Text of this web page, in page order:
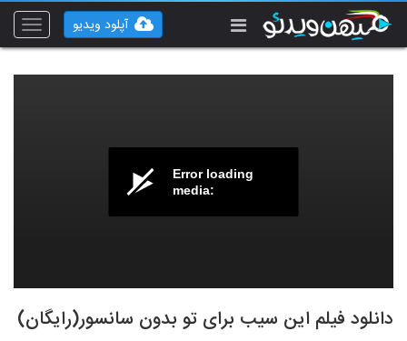
Toggle
آپلود ویدیو
Error loading
media:
دانلود فیلم این سیب برای تو بدون سانسور(رایگان)